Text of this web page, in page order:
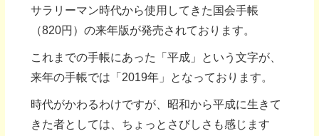
サラリーマン時代から使用してきた国会手帳
（820円）の来年版が発売されております。
これまでの手帳にあった「平成」という文字が、
来年の手帳では「2019年」となっております。
時代がかわるわけですが、昭和から平成に生きて
きた者としては、ちょっとさびしさも感じます